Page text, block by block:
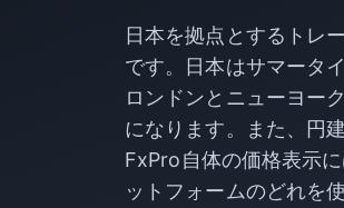
日本を拠点とするトレ
です。日本はサマータ
ロンドンとニューヨー
になります。また、円
FxPro自体の価格表示
ットフォームのどれを